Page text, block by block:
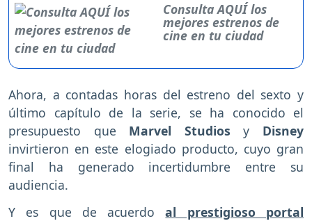
Consulta AQUÍ los
mejores estrenos de
cine en tu ciudad
Ahora, a contadas horas del estreno del sexto y
último capítulo de la serie, se ha conocido el
presupuesto que Marvel Studios y Disney
invirtieron en este elogiado producto, cuyo gran
final ha generado incertidumbre entre su
audiencia.
Y es que de acuerdoal prestigioso portal